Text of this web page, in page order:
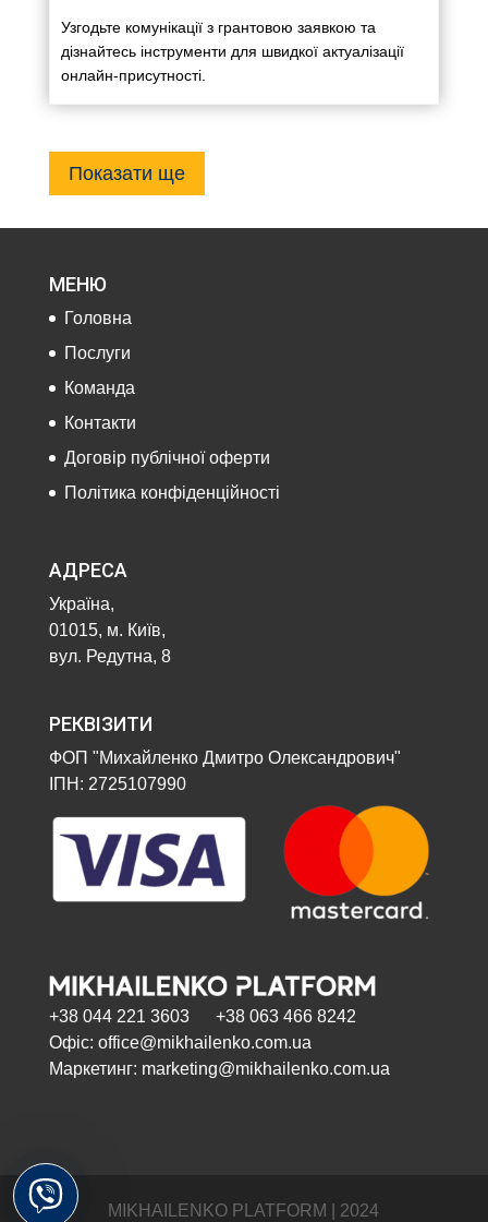
Узгодьте комунікації з грантовою заявкою та
дізнайтесь інструменти для швидкої актуалізації
онлайн-присутності.
Показати ще
МЕНЮ
Головна
Послуги
Команда
Контакти
Договір публічної оферти
Політика конфіденційності
АДРЕСА
Україна,
01015, м. Київ,
вул. Редутна, 8
РЕКВІЗИТИ
ФОП "Михайленко Дмитро Олександрович"
ІПН: 2725107990
+38 044 221 3603 +38 063 466 8242
Офіс: office@mikhailenko.com.ua
Маркетинг: marketing@mikhailenko.com.ua
MIKHAILENKO PLATFORM | 2024